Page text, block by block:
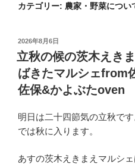
カテゴリー: 農家・野菜につい
投
稿
日:
2026年8月6日
立秋の候の茨木えき
ばきたマルシェfrom
佐保&かよぶたoven
明日は二十四節気の立秋で
では秋に入ります。
あすの茨木えきまえマルシ